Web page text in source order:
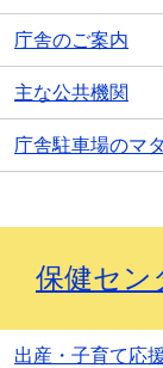
庁舎のご案内
主な公共機関
庁舎駐車場のマ
保健セン
出産・子育て応